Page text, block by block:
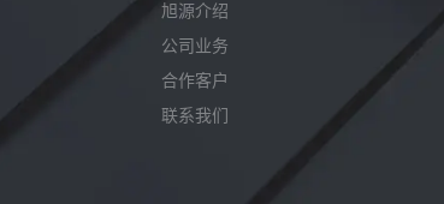
旭源介绍
公司业务
合作客户
联系我们